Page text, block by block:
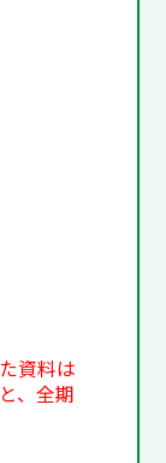
資料は
、全期